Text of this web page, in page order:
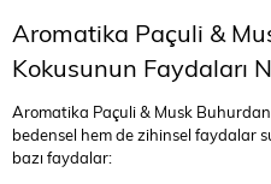
Aromatika Paçuli &
Kokusunun Faydaları
Aromatika Paçuli & Musk
bedensel hem de zihinsel faydalar
bazı faydalar: